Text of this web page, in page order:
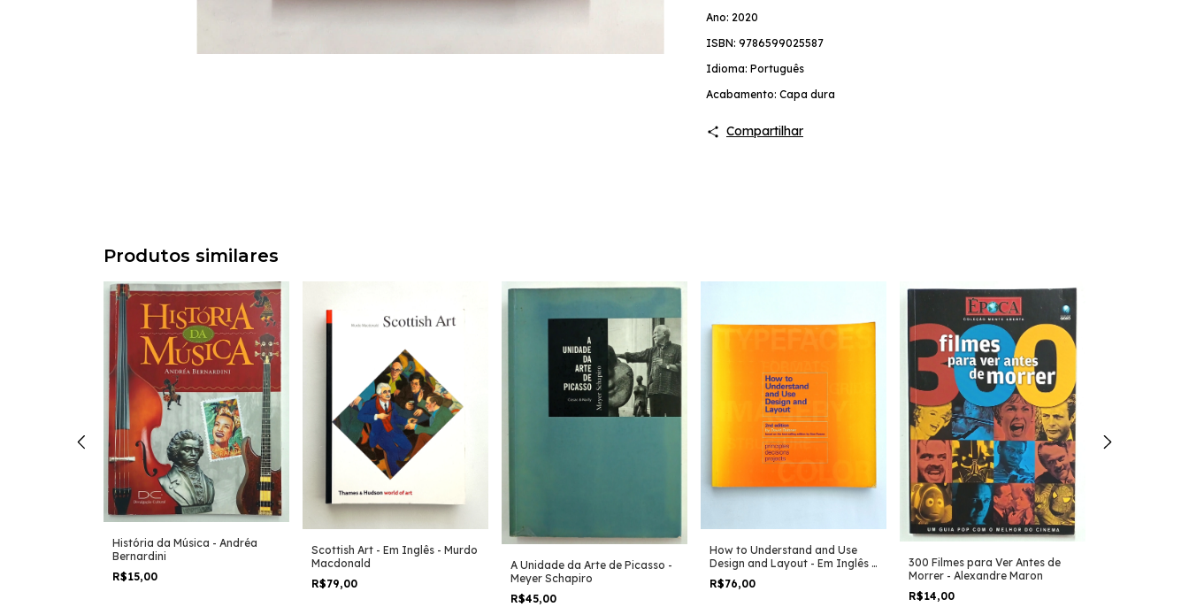
Ano: 2020
ISBN: 9786599025587
Idioma: Português
Acabamento: Capa dura
Compartilhar
Produtos similares
História da Música - Andréa
Bernardini
R$15,00
Scottish Art - Em Inglês - Murdo
Macdonald
R$79,00
A Unidade da Arte de Picasso -
Meyer Schapiro
R$45,00
How to Understand and Use
Design and Layout - Em Inglês -
David Dabner
R$76,00
300 Filmes para Ver Antes de
Morrer - Alexandre Maron
R$14,00